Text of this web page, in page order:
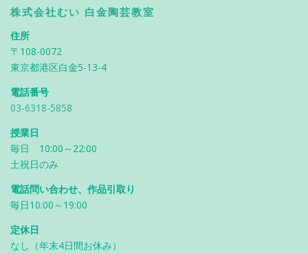
株式会社むい 白金陶芸教室
住所
〒108-0072
東京都港区白金5-13-4
電話番号
03-6318-5858
授業日
毎日 10:00～22:00
土祝日のみ
電話問い合わせ、作品引取り
毎日10:00～19:00
定休日
なし（年末4日間お休み）